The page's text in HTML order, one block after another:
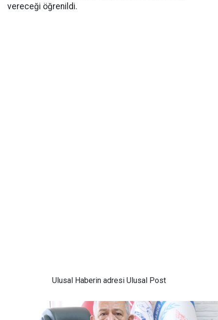
vereceği öğrenildi.
Ulusal Haberin adresi Ulusal Post